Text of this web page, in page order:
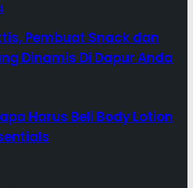
Pembuat Snack dan
Dinamis Di Dapur Anda
Harus Beli Body Lotion